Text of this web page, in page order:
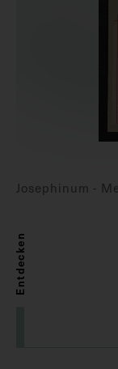
Josephinum -
Entdecken